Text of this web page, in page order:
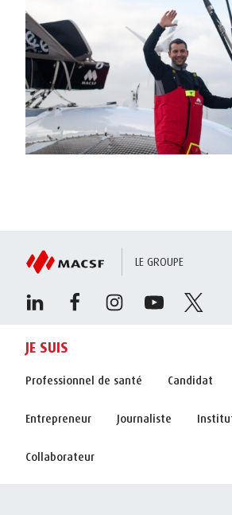
LE GROUPE
JE SUIS
Professionnel de santé Candidat
Entrepreneur Journaliste
Collaborateur